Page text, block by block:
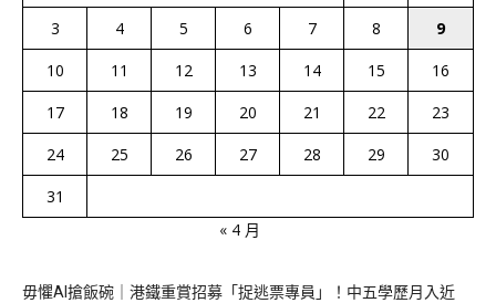
3
4 5 6 7 8
9
10
11 12 13 14 15
16
17
18 19 20 21 22
23
24
25 26 27 28 29
30
31
« 4 月
毋懼AI搶飯碗｜港鐵重賞招募「捉逃票專員」！中五學歷月入近